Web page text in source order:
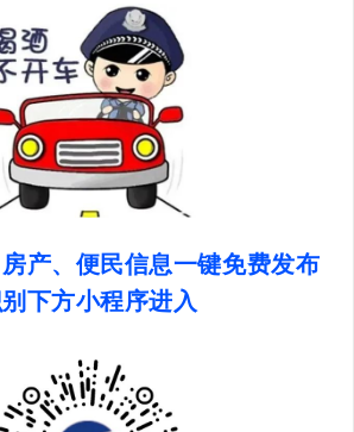
产、便民信息一键免费发布
下方小程序进入